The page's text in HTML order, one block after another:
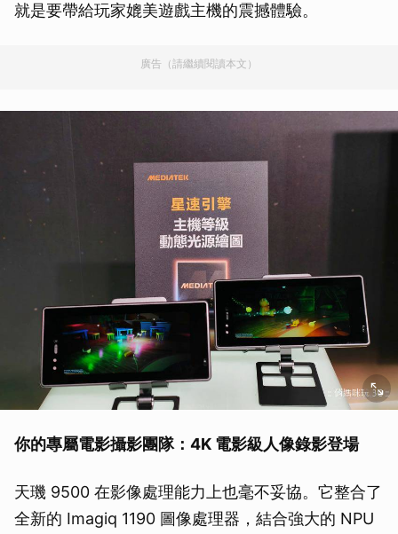
就是要帶給玩家媲美遊戲主機的震撼體驗。
廣告（請繼續閱讀本文）
你的專屬電影攝影團隊：4K 電影級人像錄影登場
天璣 9500 在影像處理能力上也毫不妥協。它整合了
全新的 Imagiq 1190 圖像處理器，結合強大的 NPU